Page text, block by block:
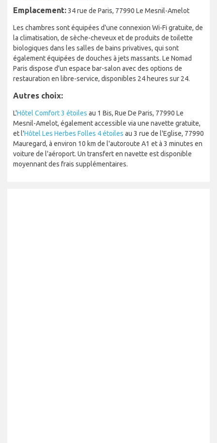
Emplacement:34 rue de Paris, 77990 Le Mesnil-Amelot
Les chambres sont équipées d'une connexion Wi-Fi gratuite, de
la climatisation, de sèche-cheveux et de produits de toilette
biologiques dans les salles de bains privatives, qui sont
également équipées de douches à jets massants. Le Nomad
Paris dispose d'un espace bar-salon avec des options de
restauration en libre-service, disponibles 24 heures sur 24.
Autres choix:
L'Hôtel Comfort 3 étoiles au 1 Bis, Rue De Paris, 77990 Le
Mesnil-Amelot, également accessible via une navette gratuite,
et l'Hôtel Les Herbes Folles 4 étoiles au 3 rue de l'Eglise, 77990
Mauregard, à environ 10 km de l'autoroute A1 et à 3 minutes en
voiture de l'aéroport. Un transfert en navette est disponible
moyennant des frais supplémentaires.